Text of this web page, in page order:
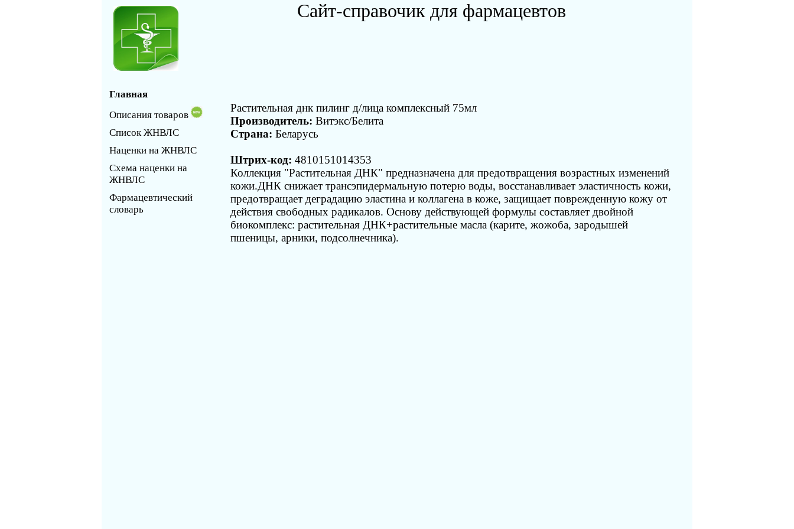
Сайт-справочик для фармацевтов
Главная
Описания товаров
Список ЖНВЛС
Наценки на ЖНВЛС
Схема наценки на
ЖНВЛС
Фармацевтический
словарь
Растительная днк пилинг д/лица комплексный 75мл
Производитель: Витэкс/Белита
Страна: Беларусь
Штрих-код: 4810151014353
Коллекция "Растительная ДНК" предназначена для предотвращения возрастных изменений
кожи.ДНК снижает трансэпидермальную потерю воды, восстанавливает эластичность кожи,
предотвращает деградацию эластина и коллагена в коже, защищает поврежденную кожу от
действия свободных радикалов. Основу действующей формулы составляет двойной
биокомплекс: растительная ДНК+растительные масла (карите, жожоба, зародышей
пшеницы, арники, подсолнечника).